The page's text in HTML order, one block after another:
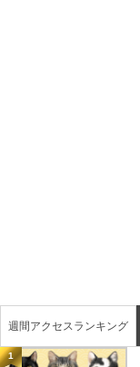
週間アクセスランキング
1